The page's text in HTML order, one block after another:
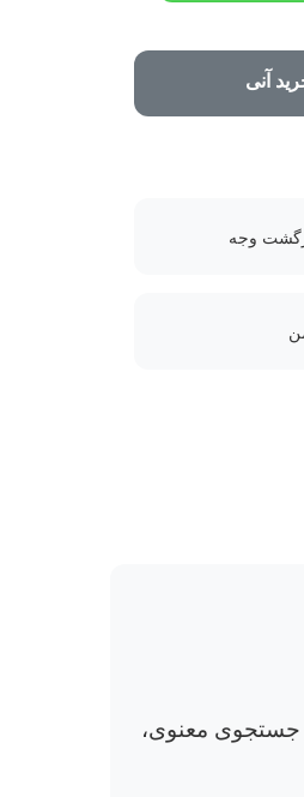
آنی
وجه
جستجوی معنوی،